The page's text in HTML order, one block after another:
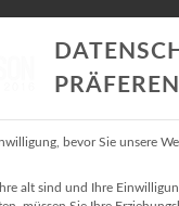
AM
bevor Sie unsere
alt sind und Ihre